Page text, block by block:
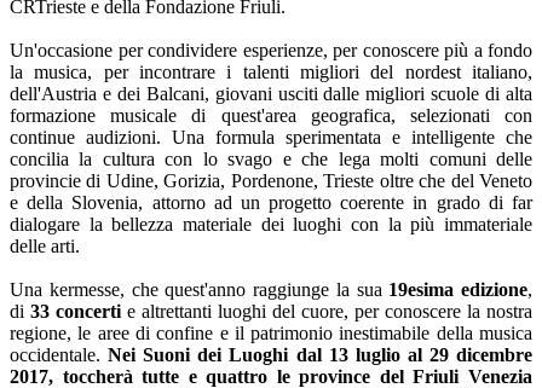
CRTrieste e della Fondazione Friuli.
Un'occasione per condividere esperienze, per conoscere più a fondo
la musica, per incontrare i talenti migliori del nordest italiano,
dell'Austria e dei Balcani, giovani usciti dalle migliori scuole di alta
formazione musicale di quest'area geografica, selezionati con
continue audizioni. Una formula sperimentata e intelligente che
concilia la cultura con lo svago e che lega molti comuni delle
provincie di Udine, Gorizia, Pordenone, Trieste oltre che del Veneto
e della Slovenia, attorno ad un progetto coerente in grado di far
dialogare la bellezza materiale dei luoghi con la più immateriale
delle arti.
Una kermesse, che quest'anno raggiunge la sua 19esima edizione,
di 33 concerti e altrettanti luoghi del cuore, per conoscere la nostra
regione, le aree di confine e il patrimonio inestimabile della musica
occidentale. Nei Suoni dei Luoghi dal 13 luglio al 29 dicembre
2017, toccherà tutte e quattro le province del Friuli Venezia